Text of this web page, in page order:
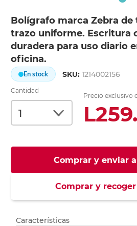
Bolígrafo marca Zebra
trazo uniforme. Escritura
duradera para uso diario
oficina.
En stock SKU:1214002156
Cantidad
Precio exclusivo
Comprar y enviar
Comprar y
Características